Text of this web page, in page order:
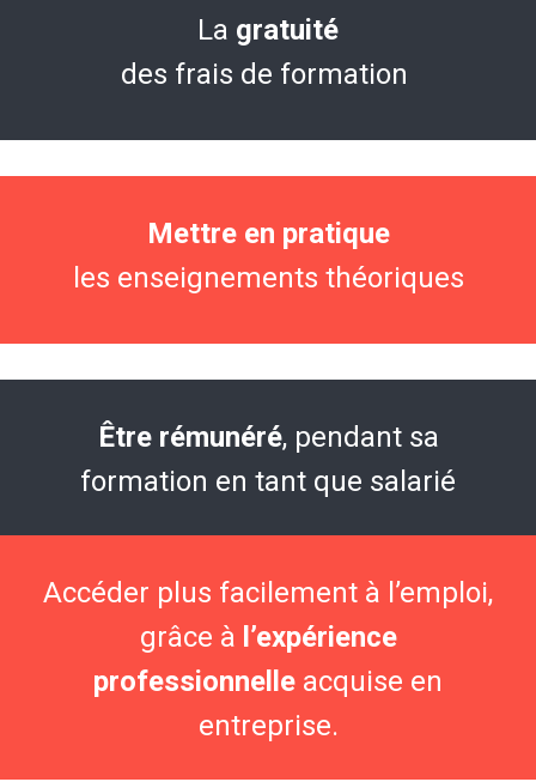
La gratuité
des frais de formation
Mettre en pratique
les enseignements théoriques
Être rémunéré, pendant sa
formation en tant que salarié
Accéder plus facilement à l’emploi,
grâce à l’expérience
professionnelle acquise en
entreprise.